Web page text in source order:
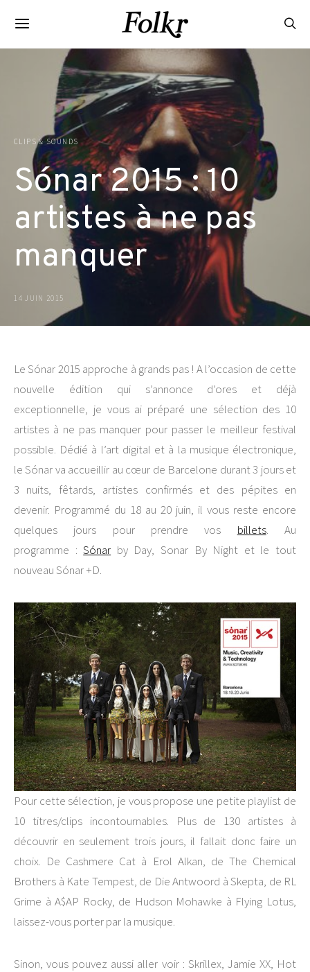
CLIPS & SOUNDS
Sónar 2015 : 10
artistes à ne pas
manquer
14 JUIN 2015
Le Sónar 2015 approche à grands pas ! A l’occasion de cette
nouvelle édition qui s’annonce d’ores et déjà
exceptionnelle, je vous ai préparé une sélection des 10
artistes à ne pas manquer pour passer le meilleur festival
possible. Dédié à l’art digital et à la musique électronique,
le Sónar va accueillir au cœur de Barcelone durant 3 jours et
3 nuits, fêtards, artistes confirmés et des pépites en
devenir. Programmé du 18 au 20 juin, il vous reste encore
quelques jours pour prendre vos billets. Au
programme :Sónar by Day, Sonar By Night et le tout
nouveau Sónar +D.
Pour cette sélection, je vous propose une petite playlist de
10 titres/clips incontournables. Plus de 130 artistes à
découvrir en seulement trois jours, il fallait donc faire un
choix. De Cashmere Cat à Erol Alkan, de The Chemical
Brothers à Kate Tempest, de Die Antwoord à Skepta, de RL
Grime à A$AP Rocky, de Hudson Mohawke à Flying Lotus,
laissez-vous porter par la musique.
Sinon, vous pouvez aussi aller voir : Skrillex, Jamie XX, Hot